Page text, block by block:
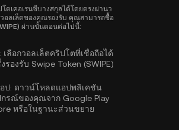
ตเคอเรนซีบางสกุลได้โดยตรงผ่านว
อลเล็ตของคุณรองรับ คุณสามารถซื้อ
ผ่านขั้นตอนต่อไปนี้:
เลือกวอลเล็ตคริปโตที่เชื่อถือได้
รองรับ Swipe Token (SWIPE)
ป: ดาวน์โหลดแอปพลิเคชัน
กรณ์ของคุณจาก Google Play
หรือในฐานะส่วนขยาย